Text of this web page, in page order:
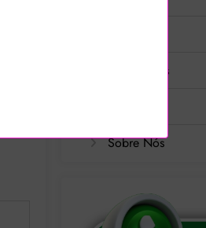
Login grátis
Sobre Nós